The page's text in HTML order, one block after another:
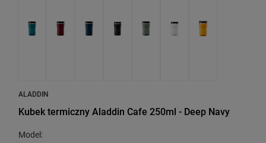
ALADDIN
Kubek termiczny Aladdin Cafe 250ml - Deep Navy
Model: